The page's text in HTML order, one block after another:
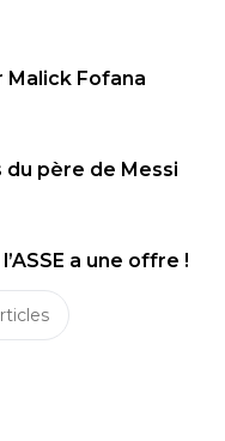
Malick Fofana
du père de Messi
a une offre !